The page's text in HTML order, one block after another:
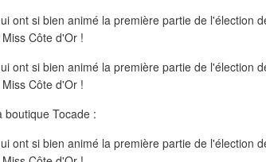
boutique Tocade :